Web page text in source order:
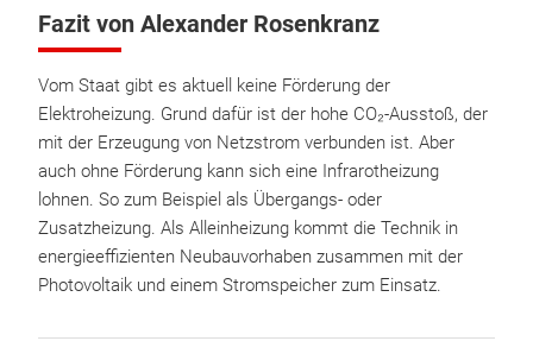
Fazit von Alexander Rosenkranz
Vom Staat gibt es aktuell keine Förderung der
Elektroheizung. Grund dafür ist der hohe CO₂-Ausstoß, der
mit der Erzeugung von Netzstrom verbunden ist. Aber
auch ohne Förderung kann sich eine Infrarotheizung
lohnen. So zum Beispiel als Übergangs- oder
Zusatzheizung. Als Alleinheizung kommt die Technik in
energieeffizienten Neubauvorhaben zusammen mit der
Photovoltaik und einem Stromspeicher zum Einsatz.